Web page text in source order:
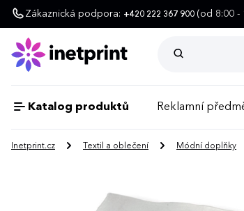
Zákaznická podpora: +420 222 367 900 (od 8:00 -
Katalog produktů Reklamní
Inetprint.cz Textil a oblečení Módní doplňky